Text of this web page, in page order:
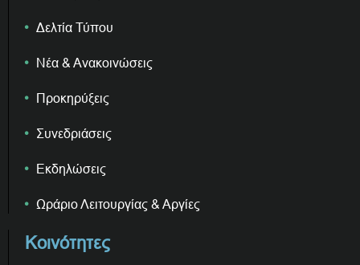
Δελτία Τύπου
Νέα & Ανακοινώσεις
Προκηρύξεις
Συνεδριάσεις
Εκδηλώσεις
Ωράριο Λειτουργίας & Αργίες
Κοινότητες